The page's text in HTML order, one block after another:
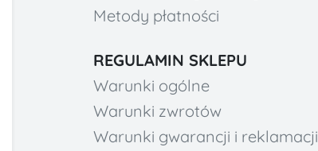
Metody płatności
REGULAMIN SKLEPU
Warunki ogólne
Warunki zwrotów
Warunki gwarancji i reklamacji